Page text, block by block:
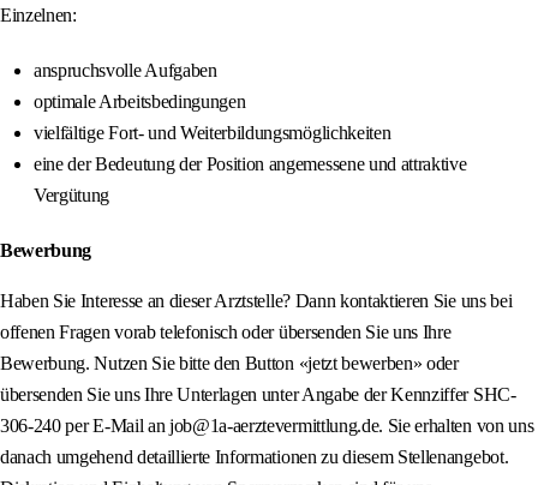
Einzelnen:
anspruchsvolle Aufgaben
optimale Arbeitsbedingungen
vielfältige Fort- und Weiterbildungsmöglichkeiten
eine der Bedeutung der Position angemessene und attraktive
Vergütung
Bewerbung
Haben Sie Interesse an dieser Arztstelle? Dann kontaktieren Sie uns bei
offenen Fragen vorab telefonisch oder übersenden Sie uns Ihre
Bewerbung. Nutzen Sie bitte den Button «jetzt bewerben» oder
übersenden Sie uns Ihre Unterlagen unter Angabe der Kennziffer SHC-
306-240 per E-Mail an job@1a-aerztevermittlung.de. Sie erhalten von uns
danach umgehend detaillierte Informationen zu diesem Stellenangebot.